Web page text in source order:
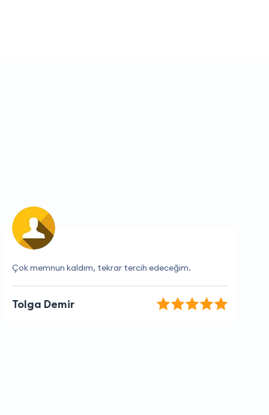
Müşteri hizmetleri çok yardımcı oldu, teşekkür ederim.
Kerem İpek